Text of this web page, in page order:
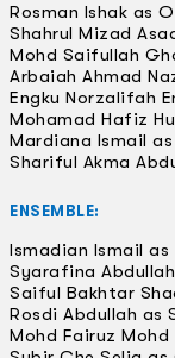
Rosman Ishak as
Shahrul Mizad
Mohd Saifullah
Arbaiah Ahmad
Engku Norzalifah
Mohamad Hafiz
Mardiana Ismail
Shariful Akma
ENSEMBLE:
Ismadian Ismail
Syarafina
Saiful Bakhtar
Rosdi Abdullah as
Mohd Fairuz